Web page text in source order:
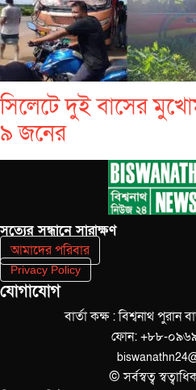
সিলেটে দুই বাসের
৯ জনের
সত‌্যের সন্ধানে সারাক্ষণ
আমাদের পরিবার
Privacy Policy
যোগাযোগ
বার্তা কক্ষ : বিশ্বনাথ পুরান
ফোন: +৮৮-
© সর্বস্বত্ব